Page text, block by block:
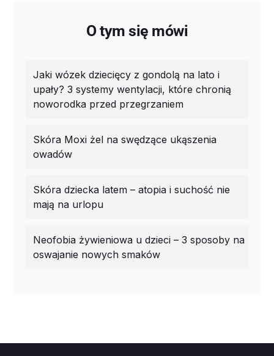
O tym się mówi
Jaki wózek dziecięcy z gondolą na lato i
upały? 3 systemy wentylacji, które chronią
noworodka przed przegrzaniem
Skóra Moxi żel na swędzące ukąszenia
owadów
Skóra dziecka latem – atopia i suchość nie
mają na urlopu
Neofobia żywieniowa u dzieci – 3 sposoby na
oswajanie nowych smaków